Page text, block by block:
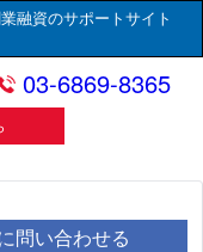
融資のサポートサイト
03-6869-8365
問い合わせる